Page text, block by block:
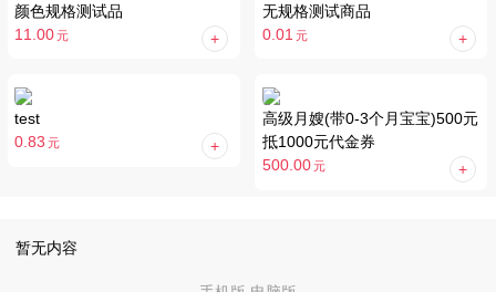
颜色规格测试品
11.00 元
无规格测试商品
0.01 元
test
0.83 元
高级月嫂(带0-3个月宝宝)500元
抵1000元代金券
500.00元
暂无内容